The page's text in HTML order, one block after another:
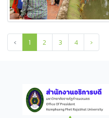
‹ 1 2 3 4 ›